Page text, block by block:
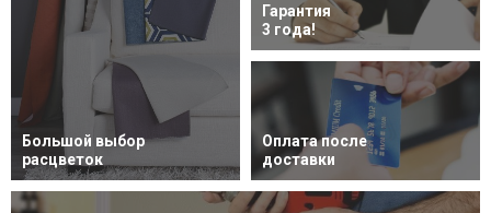
Большой выбор
расцветок
Гарантия
3 года!
Оплата после
доставки